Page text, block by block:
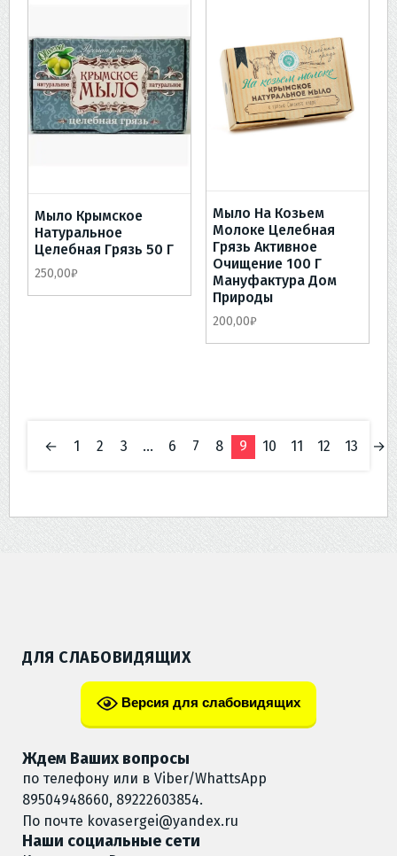
Мыло Крымское
Натуральное
Целебная Грязь 50 Г
250,00₽
Мыло На Козьем
Молоке Целебная
Грязь Активное
Очищение 100 Г
Мануфактура Дом
Природы
200,00₽
← 1 2 3 … 6 7 8 9 10 11 12 13 →
ДЛЯ СЛАБОВИДЯЩИХ
Версия для слабовидящих
Ждем Ваших вопросы
по телефону или в Viber/WhattsApp
89504948660, 89222603854.
По почте kovasergei@yandex.ru
Наши социальные сети